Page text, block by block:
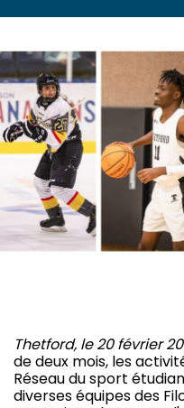
Thetford, le 20 février
de deux mois, les
Réseau du sport
diverses équipes des